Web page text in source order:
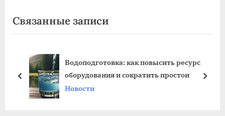
ы
д
а
д
у
щ
Связанные записи
Водоподготовка: как повысить ресурс
оборудования и сократить простои
Новости
пред